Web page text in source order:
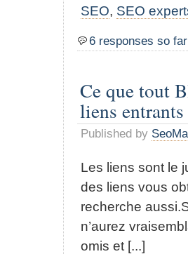
SEO, SEO
6 responses so far
Ce que tout
liens entrants
Published by
Les liens sont le
des liens vous
recherche
n’aurez
omis et [...]